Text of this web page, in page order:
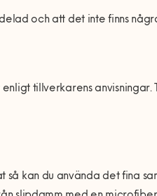
och att det inte finns
enligt tillverkarens
så kan du använda det fina